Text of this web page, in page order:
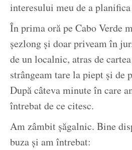
interesului meu de a
În prima oră pe Cabo Verde
șezlong și doar priveam în
de un localnic, atras de
strângeam tare la piept și de
După câteva minute în care
întrebat de ce citesc.
Am zâmbit șăgalnic. Bine
buza și am întrebat: